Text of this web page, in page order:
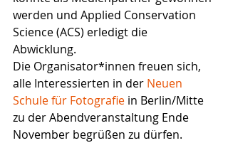
werden und Applied Conservation
Science (ACS) erledigt die
Abwicklung.
Die Organisator*innen freuen sich,
alle Interessierten in der Neuen
Schule für Fotografie in Berlin/Mitte
zu der Abendveranstaltung Ende
November begrüßen zu dürfen.